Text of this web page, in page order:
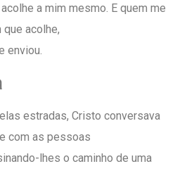
a mim mesmo. E quem me
que acolhe,
enviou.
estradas, Cristo conversava
com as pessoas
lhes o caminho de uma